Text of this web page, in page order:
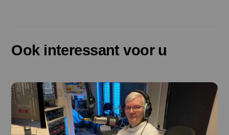
Ook interessant voor u